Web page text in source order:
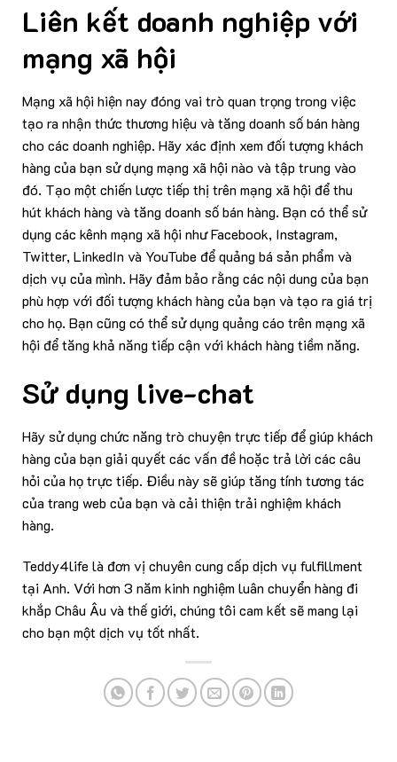
Liên kết doanh nghiệp với
mạng xã hội
Mạng xã hội hiện nay đóng vai trò quan trọng trong việc
tạo ra nhận thức thương hiệu và tăng doanh số bán hàng
cho các doanh nghiệp. Hãy xác định xem đối tượng khách
hàng của bạn sử dụng mạng xã hội nào và tập trung vào
đó. Tạo một chiến lược tiếp thị trên mạng xã hội để thu
hút khách hàng và tăng doanh số bán hàng. Bạn có thể sử
dụng các kênh mạng xã hội như Facebook, Instagram,
Twitter, LinkedIn và YouTube để quảng bá sản phẩm và
dịch vụ của mình. Hãy đảm bảo rằng các nội dung của bạn
phù hợp với đối tượng khách hàng của bạn và tạo ra giá trị
cho họ. Bạn cũng có thể sử dụng quảng cáo trên mạng xã
hội để tăng khả năng tiếp cận với khách hàng tiềm năng.
Sử dụng live-chat
Hãy sử dụng chức năng trò chuyện trực tiếp để giúp khách
hàng của bạn giải quyết các vấn đề hoặc trả lời các câu
hỏi của họ trực tiếp. Điều này sẽ giúp tăng tính tương tác
của trang web của bạn và cải thiện trải nghiệm khách
hàng.
Teddy4life là đơn vị chuyên cung cấp dịch vụ fulfillment
tại Anh. Với hơn 3 năm kinh nghiệm luân chuyển hàng đi
khắp Châu Âu và thế giới, chúng tôi cam kết sẽ mang lại
cho bạn một dịch vụ tốt nhất.